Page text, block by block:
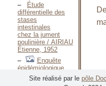
Étude
différentielle des
stases
intestinales
chez la jument
poulinière / AIRIAU
Étienne, 1952
Enquête
épidémiologique
descriptive en
dermatologie
Site réalisé par le pôle